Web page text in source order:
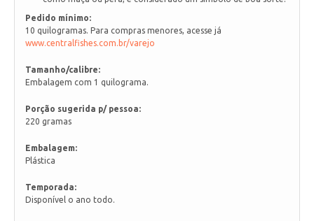
Pedido mínimo:
10 quilogramas. Para compras menores, acesse já
www.centralfishes.com.br/varejo
Tamanho/calibre:
Embalagem com 1 quilograma.
Porção sugerida p/ pessoa:
220 gramas
Embalagem:
Plástica
Temporada:
Disponível o ano todo.